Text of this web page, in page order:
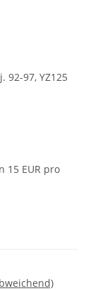
92-97, YZ125
15 EUR pro